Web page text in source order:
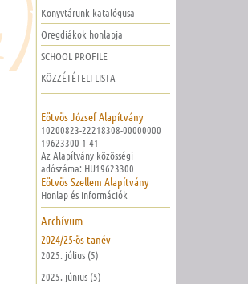
Könyvtárunk katalógusa
Öregdiákok honlapja
SCHOOL PROFILE
KÖZZÉTÉTELI LISTA
Eötvös József Alapítvány
10200823-22218308-00000000
19623300-1-41
Az Alapítvány közösségi
adószáma: HU19623300
Eötvös Szellem Alapítvány
Honlap és információk
Archívum
2024/25-ös tanév
2025. július (5)
2025. június (5)